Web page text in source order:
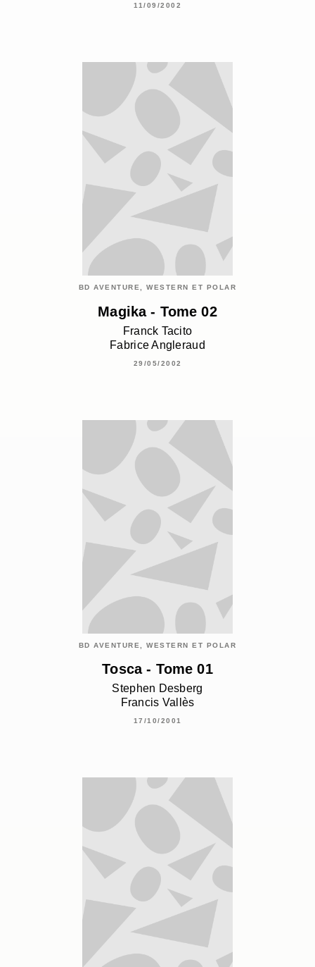
11/09/2002
BD AVENTURE, WESTERN ET POLAR
Magika - Tome 02
Franck Tacito
Fabrice Angleraud
29/05/2002
BD AVENTURE, WESTERN ET POLAR
Tosca - Tome 01
Stephen Desberg
Francis Vallès
17/10/2001